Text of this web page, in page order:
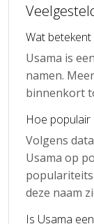
Wat betekent
Usama is
namen.
binnenkort
Hoe populair
Volgens
Usama op
deze naam
Is Usama